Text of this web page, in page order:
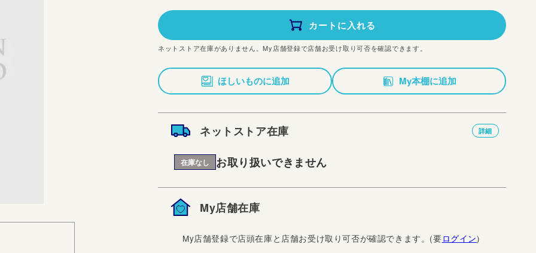
価
格
カートに入れる
ネットストア在庫がありません。My店舗登録で店舗お受け取り可否を確認できます。
ほしいものに追加 My本棚に追加
ネットストア在庫 詳細
在庫なし お取り扱いできません
My店舗在庫
My店舗登録で店頭在庫と店舗お受け取り可否が確認できます。(要ログイン)